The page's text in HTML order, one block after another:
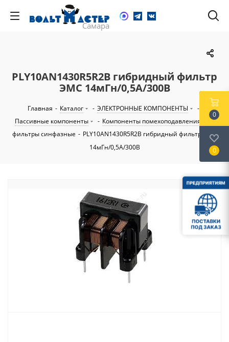
PLY10AN1430R5R2B гибридный фильтр
ЭМС 14мГн/0,5А/300В
Главная - Каталог - ЭЛЕКТРОННЫЕ КОМПОНЕНТЫ
-
Пассивные компоненты
- Компоненты помехоподавления
-
фильтры синфазные - PLY10AN1430R5R2B гибридный фильтр ЭМС
14мГн/0,5А/300В
0
0